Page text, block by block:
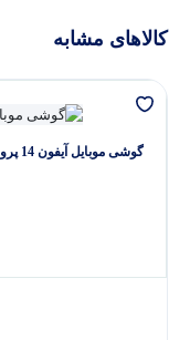
کالاهای مشابه
گوشی موبایل آیفون 14 پرو ظرفیت 256 گیگ